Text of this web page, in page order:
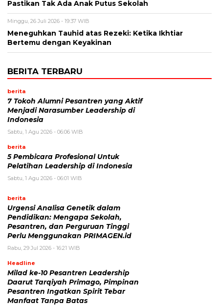
Pastikan Tak Ada Anak Putus Sekolah
Minggu, 26 Juli 2026 - 19:37 WIB
Meneguhkan Tauhid atas Rezeki: Ketika Ikhtiar
Bertemu dengan Keyakinan
BERITA TERBARU
berita
7 Tokoh Alumni Pesantren yang Aktif
Menjadi Narasumber Leadership di
Indonesia
Sabtu, 1 Agu 2026 - 06:06 WIB
berita
5 Pembicara Profesional Untuk
Pelatihan Leadership di Indonesia
Sabtu, 1 Agu 2026 - 06:01 WIB
berita
Urgensi Analisa Genetik dalam
Pendidikan: Mengapa Sekolah,
Pesantren, dan Perguruan Tinggi
Perlu Menggunakan PRIMAGEN.id
Rabu, 29 Jul 2026 - 16:21 WIB
Headline
Milad ke-10 Pesantren Leadership
Daarut Tarqiyah Primago, Pimpinan
Pesantren Ingatkan Spirit Tebar
Manfaat Tanpa Batas